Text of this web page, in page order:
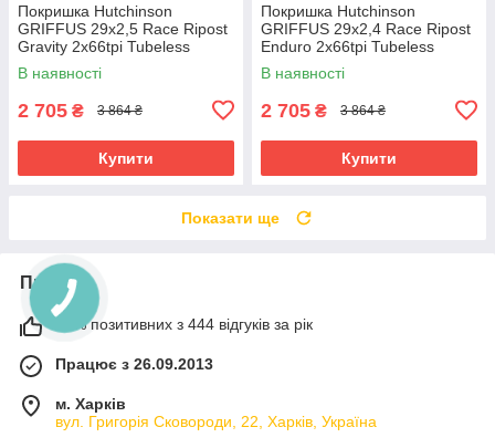
Покришка Hutchinson
GRIFFUS 29х2,5 Race Ripost
Gravity 2x66tpi Tubeless
Ready Складана Black
В наявності
2 705 ₴ 3 864 ₴
Купити
Покришка Hutchinson
GRIFFUS 29х2,4 Race Ripost
Enduro 2x66tpi Tubeless
Ready Складана Black
В наявності
2 705 ₴ 3 864 ₴
Купити
Показати ще
Про нас
98% позитивних з 444 відгуків за рік
Працює з 26.09.2013
м. Харків
вул. Григорія Сковороди, 22, Харків, Україна